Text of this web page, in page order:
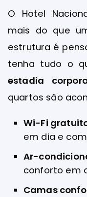
O Hotel
mais do que
estrutura é
tenha tudo o
estadia
quartos são
Wi-Fi
em dia e
Ar-
conforto em
Camas